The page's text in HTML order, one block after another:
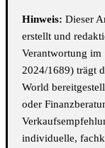
Hinweis: Dieser
erstellt und
Verantwortung
2024/1689) trägt
World
oder
individuelle,